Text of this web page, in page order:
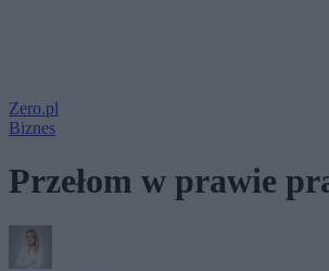
Zero.pl
Biznes
Przełom w prawie